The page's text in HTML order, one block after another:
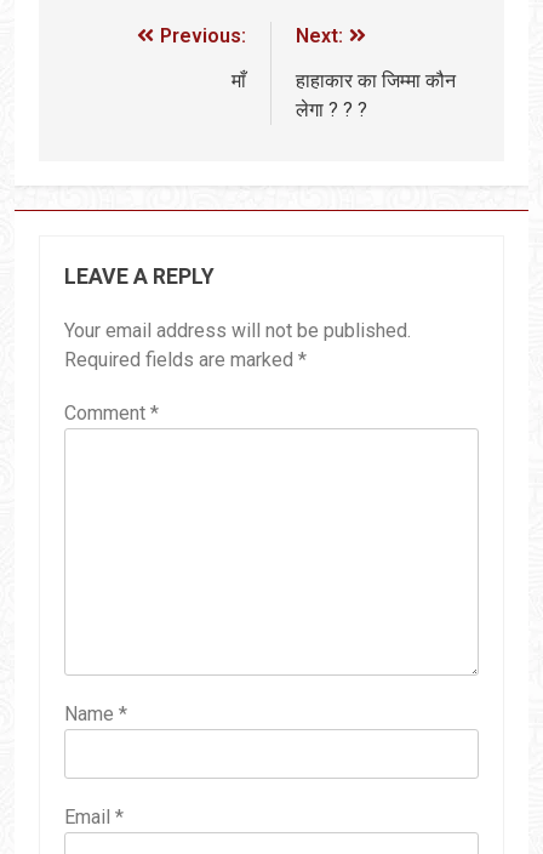
Previous:
माँ
Next:
हाहाकार का जिम्मा कौन
लेगा ? ? ?
LEAVE A REPLY
Your email address will not be published.
Required fields are marked *
Comment *
Name *
Email *